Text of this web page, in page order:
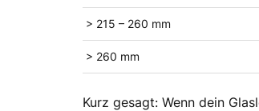
> 215 – 260 mm
> 260 mm
Kurz gesagt: Wenn dein